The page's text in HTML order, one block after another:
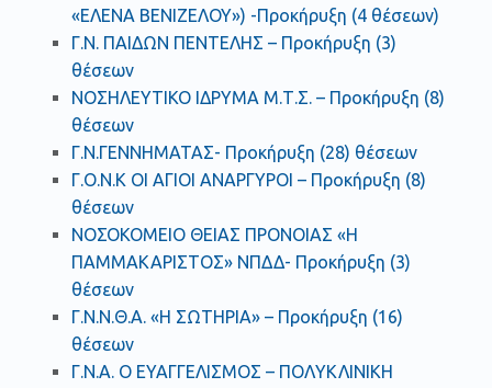
«ΕΛΕΝΑ ΒΕΝΙΖΕΛΟΥ») -Προκήρυξη (4 θέσεων)
Γ.Ν. ΠΑΙΔΩΝ ΠΕΝΤΕΛΗΣ – Προκήρυξη (3)
θέσεων
ΝΟΣΗΛΕΥΤΙΚΟ ΙΔΡΥΜΑ Μ.Τ.Σ. – Προκήρυξη (8)
θέσεων
Γ.Ν.ΓΕΝΝΗΜΑΤΑΣ- Προκήρυξη (28) θέσεων
Γ.Ο.Ν.Κ ΟΙ ΑΓΙΟΙ ΑΝΑΡΓΥΡΟΙ – Προκήρυξη (8)
θέσεων
ΝΟΣΟΚΟΜΕΙΟ ΘΕΙΑΣ ΠΡΟΝΟΙΑΣ «Η
ΠΑΜΜΑΚΑΡΙΣΤΟΣ» ΝΠΔΔ- Προκήρυξη (3)
θέσεων
Γ.Ν.Ν.Θ.Α. «Η ΣΩΤΗΡΙΑ» – Προκήρυξη (16)
θέσεων
Γ.Ν.Α. Ο ΕΥΑΓΓΕΛΙΣΜΟΣ – ΠΟΛΥΚΛΙΝΙΚΗ